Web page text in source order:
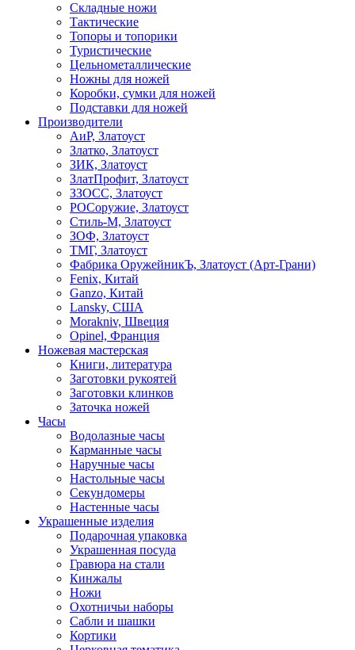
Складные ножи
Тактические
Топоры и топорики
Туристические
Цельнометаллические
Ножны для ножей
Коробки, сумки для ножей
Подставки для ножей
Производители
АиР, Златоуст
Златко, Златоуст
ЗИК, Златоуст
ЗлатПрофит, Златоуст
ЗЗОСС, Златоуст
РОСоружие, Златоуст
Стиль-М, Златоуст
ЗОФ, Златоуст
ТМГ, Златоуст
Фабрика ОружейникЪ, Златоуст (Арт-Грани)
Fenix, Китай
Ganzo, Китай
Lansky, США
Morakniv, Швеция
Opinel, Франция
Ножевая мастерская
Книги, литература
Заготовки рукоятей
Заготовки клинков
Заточка ножей
Часы
Водолазные часы
Карманные часы
Наручные часы
Настольные часы
Секундомеры
Настенные часы
Украшенные изделия
Подарочная упаковка
Украшенная посуда
Гравюра на стали
Кинжалы
Ножи
Охотничьи наборы
Сабли и шашки
Кортики